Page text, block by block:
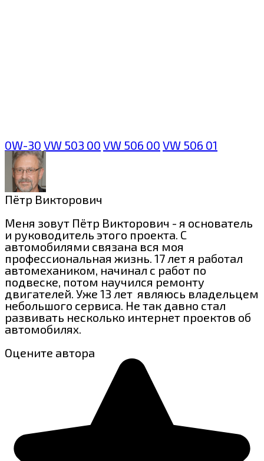
0W-30 VW 503 00 VW 506 00 VW 506 01
Пётр Викторович
Меня зовут Пётр Викторович - я основатель
и руководитель этого проекта. С
автомобилями связана вся моя
профессиональная жизнь. 17 лет я работал
автомехаником, начинал с работ по
подвеске, потом научился ремонту
двигателей. Уже 13 лет являюсь владельцем
небольшого сервиса. Не так давно стал
развивать несколько интернет проектов об
автомобилях.
Оцените автора